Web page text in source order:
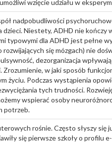
wzięcie udziału w
nadpobudliwości
Niestety, ADHD nie kończy
typowymi dla ADHD jest pełne
się mózgach) nie
dezorganizacja
Zrozumienie, w jaki sposób
życiu. Podczas wystąpienia
tych trudności.
wspierać osoby
potrzeb.
rośnie. Często słyszy
się pierwsze szkoły o profilu